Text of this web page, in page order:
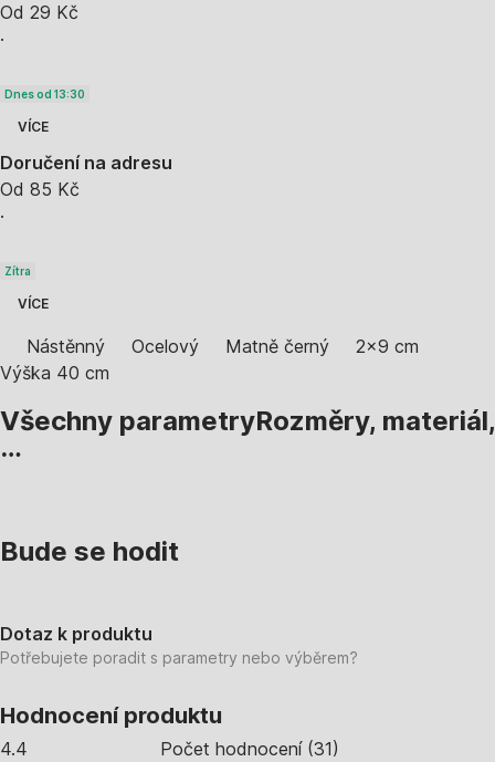
Od 29 Kč
·
Dnes od 13:30
VÍCE
Doručení na adresu
Od 85 Kč
·
Zítra
VÍCE
Nástěnný Ocelový Matně černý
2x9 cm
Výška 40 cm
Všechny parametryRozměry, materiál,
…
Bude se hodit
Dotaz k produktu
Potřebujete poradit s parametry nebo výběrem?
Hodnocení produktu
4.4 Počet hodnocení(31)